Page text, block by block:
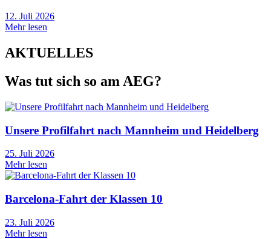
12. Juli 2026
Mehr lesen
AKTUELLES
Was tut sich so am AEG?
Unsere Profilfahrt nach Mannheim und Heidelberg
25. Juli 2026
Mehr lesen
Barcelona-Fahrt der Klassen 10
23. Juli 2026
Mehr lesen